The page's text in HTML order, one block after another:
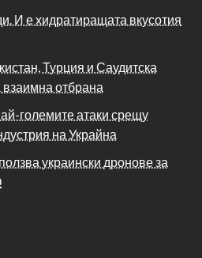
И е хидратиращата вкусотия
Турция и Саудитска
взаимна отбрана
големите атаки срещу
на Украйна
украински дронове за